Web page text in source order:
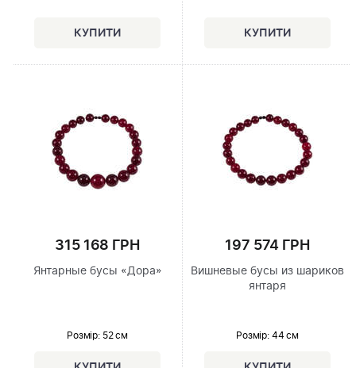
315 168 ГРН
Янтарные бусы «Дора»
Розмір: 52 см
197 574 ГРН
Вишневые бусы из шариков
янтаря
Розмір: 44 см